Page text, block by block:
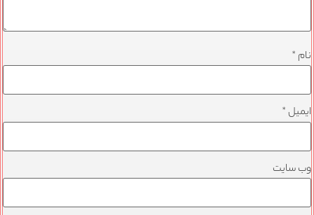
نام *
ایمیل*
وب‌ سایت